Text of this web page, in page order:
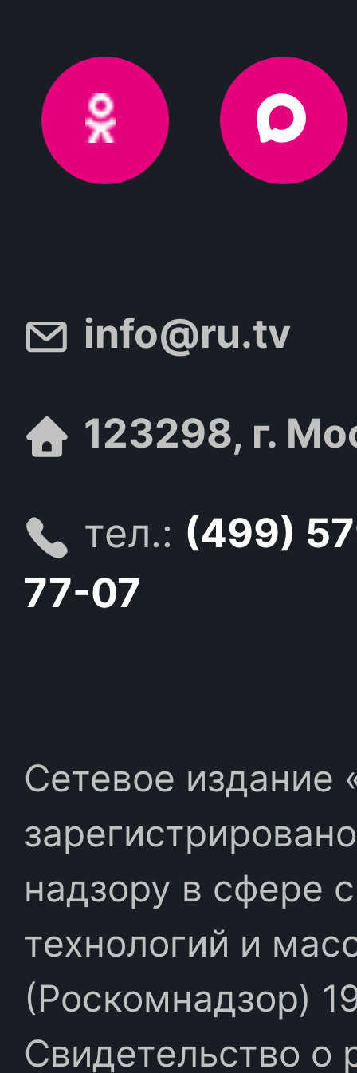
info@ru.tv
123298, г.
тел.: (499)
77-07
Сетевое издание
надзору в сфере
технологий и
(Роскомнадзор)
Свидетельство